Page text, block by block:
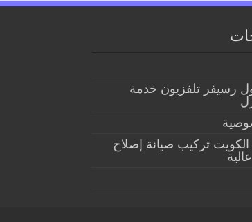
رسيفر تلفزيون خدمة
تركيب صيانة إصلاح